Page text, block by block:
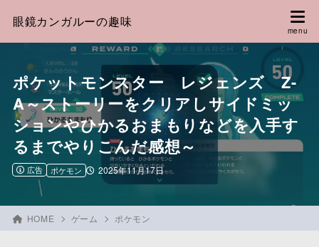
眼鏡カンガルーの趣味
ポケットモンスター レジェンズ Z-
A～ストーリーをクリアしサイドミッ
ションやひかるおまもりなどを入手す
るまでやりこんだ感想～
広告 2025年11月17日
ポケモン
HOME ゲーム ポケモン